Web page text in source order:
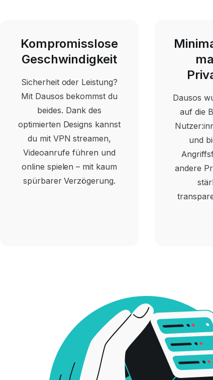
Kompromisslose
Geschwindigkeit
Sicherheit oder Leistung?
Mit Dausos bekommst du
beides. Dank des
optimierten Designs kannst
du mit VPN streamen,
Videoanrufe führen und
online spielen – mit kaum
spürbarer Verzögerung.
Dausos
auf die
und
andere